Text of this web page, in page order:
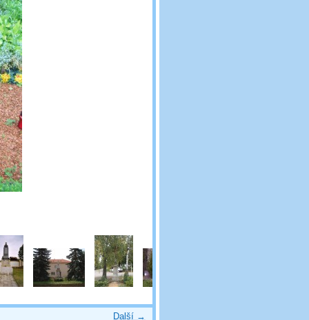
Další →